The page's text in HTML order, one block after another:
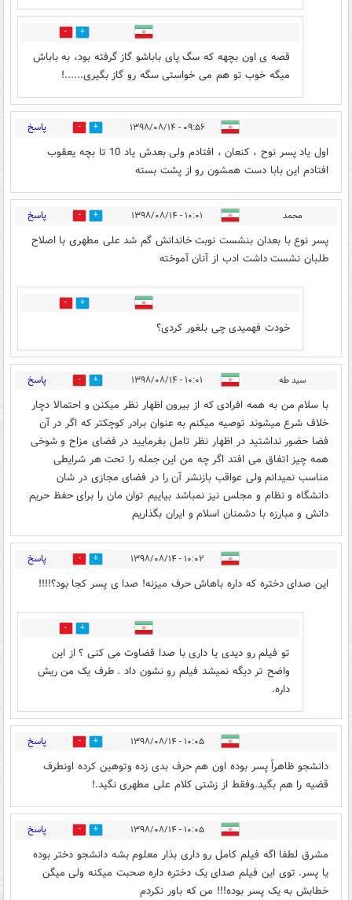
17
قصه ی اون بچهه که سگ پای باباشو گاز گرفته بود، به باباش
میگه خوب تو هم می خواستی سگه رو گاز بگیری......!
۰۹:۵۶ - ۱۳۹۸/۰۸/۱۴ 25 پاسخ
اول یاد پسر نوح ، کنعان ، افتادم ولی بعدش یاد 10 تا بچه یعقوب
افتادم این بابا دست همشون رو از پشت بسته
محمد ۱۰:۰۱ - ۱۳۹۸/۰۸/۱۴ 10 پاسخ
پسر نوع با بعدان بنشست نوبت خاندانش گم شد علی مطهری با اصلاح
طلبان نشست داشت ادب از آنان آموخته
2
خودت فهمیدی چی بلغور کردی؟
سید طه ۱۰:۰۱ - ۱۳۹۸/۰۸/۱۴ 4 پاسخ
با سلام من به همه افرادی که از بیرون اظهار نظر میکنن و احتمالا دچار
خلاف شرع میشوند توصیه میکنم به عنوان برادر کوچکتر که اگر در آن
فضا حضور نداشتید در اظهار نظر تامل بفرمایید در فضای مزاح و شوخی
همه چیز اتفاق می افتد اگر چه من این جمله را تحت هر شرایطی
مناسب نمیدانم ولی عواقب بازنشر آن را در فضای مجازی در شان
دانشگاه و نظام و مجلس نیز نمباشد بیاییم توان مان را برای حفظ حریم
دانش و مبارزه با دشمنان اسلام و ایران بگذاریم
۱۰:۰۲ - ۱۳۹۸/۰۸/۱۴ 24 پاسخ
این صدای دختره که داره باهاش حرف میزنه! صدا ی پسر کجا بود؟!!!!
1
تو فیلم رو دیدی یا داری با صدا قضاوت می کنی ؟ از این
واضح تر دیگه نمیشد فیلم رو نشون داد . طرف یک من ریش
داره.
۱۰:۰۵ - ۱۳۹۸/۰۸/۱۴ 2 پاسخ
دانشجو ظاهراً پسر بوده اون هم حرف بدی زده وتوهین کرده اونطرف
قضیه را هم بگید.وفقط از زشتی کلام علی مطهری نگید.!
۱۰:۰۵ - ۱۳۹۸/۰۸/۱۴ 10 پاسخ
مشرق لطفا اگه فیلم کامل رو داری بذار معلوم بشه دانشجو دختر بوده
یا پسر. توی این فیلم صدای یک دختره داره صحبت میکنه ولی میگن
خطابش به یک پسر بوده!!! من که باور نکردم